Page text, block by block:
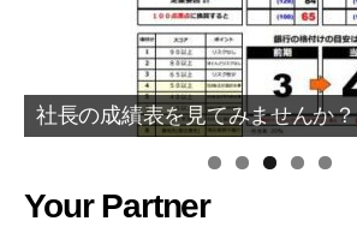
社長の成績表を見てみませんか？
Your Partner